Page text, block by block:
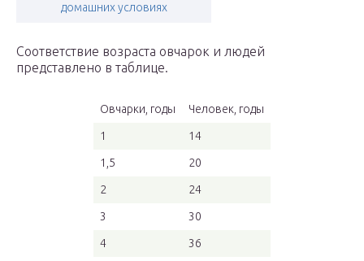
домашних условиях
Соответствие возраста овчарок и людей
представлено в таблице.
Овчарки, годы Человек, годы
1 14
1,5 20
2 24
3 30
4 36